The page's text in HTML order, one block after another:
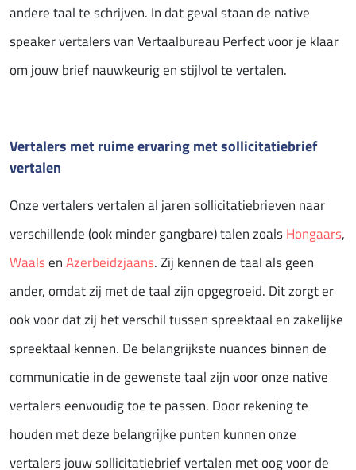
andere taal te schrijven. In dat geval staan de native
speaker vertalers van Vertaalbureau Perfect voor je klaar
om jouw brief nauwkeurig en stijlvol te vertalen.
Vertalers met ruime ervaring met sollicitatiebrief
vertalen
Onze vertalers vertalen al jaren sollicitatiebrieven naar
verschillende (ook minder gangbare) talen zoalsHongaars,
WaalsenAzerbeidzjaans. Zij kennen de taal als geen
ander, omdat zij met de taal zijn opgegroeid. Dit zorgt er
ook voor dat zij het verschil tussen spreektaal en zakelijke
spreektaal kennen. De belangrijkste nuances binnen de
communicatie in de gewenste taal zijn voor onze native
vertalers eenvoudig toe te passen. Door rekening te
houden met deze belangrijke punten kunnen onze
vertalers jouw sollicitatiebrief vertalen met oog voor de